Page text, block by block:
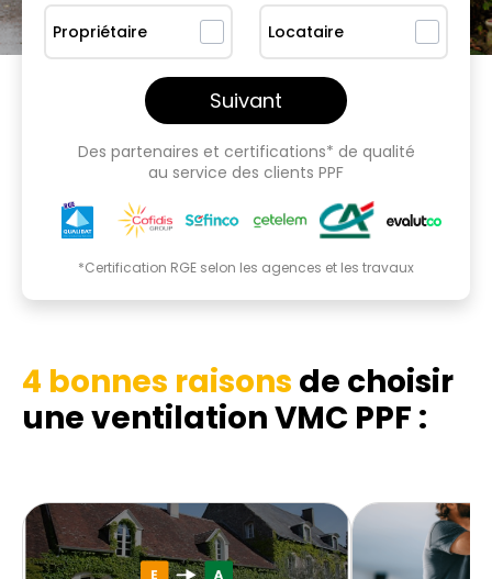
Propriétaire Locataire
Suivant
Des partenaires et certifications* de qualité
au service des clients PPF
*Certification RGE selon les agences et les travaux
4 bonnes raisons de choisir
une ventilation VMC PPF :